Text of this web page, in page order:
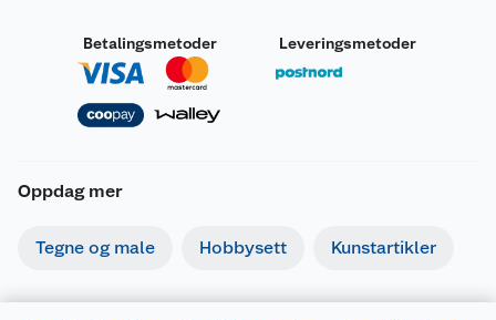
Betalingsmetoder Leveringsmetoder
Oppdag mer
Tegne og male Hobbysett Kunstartikler